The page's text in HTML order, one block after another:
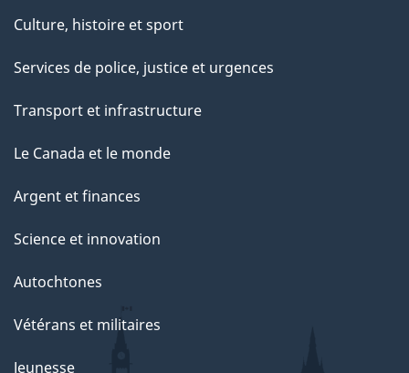
Culture, histoire et sport
Services de police, justice et urgences
Transport et infrastructure
Le Canada et le monde
Argent et finances
Science et innovation
Autochtones
Vétérans et militaires
Jeunesse